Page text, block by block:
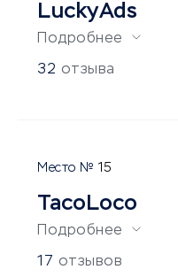
LuckyAds
Подробнее
32 отзыва
15
TacoLoco
Подробнее
17 отзывов